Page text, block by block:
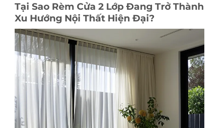
Tại Sao Rèm Cửa 2 Lớp Đang Trở Thành
Xu Hướng Nội Thất Hiện Đại?